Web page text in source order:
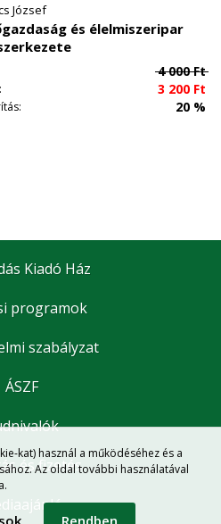
József
és élelmiszeripar
4 000Ft
3 200 Ft
20 %
Kiadó Ház
programok
szabályzat
ÁSZF
és fizetés
kat) használ a működéséhez és a
Az oldal további használatával
Rendben